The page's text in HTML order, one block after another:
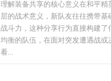
理解装备共享的核心意义在和平
层的战术意义，新队友往往携带
战斗力，这种分享行为直接构建
均衡的队伍，在面对突发遭遇战
看...